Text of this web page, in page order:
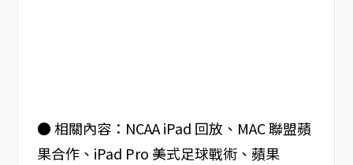
● 相關內容：NCAA iPad 回放、MAC 聯盟蘋
果合作、iPad Pro 美式足球戰術、蘋果